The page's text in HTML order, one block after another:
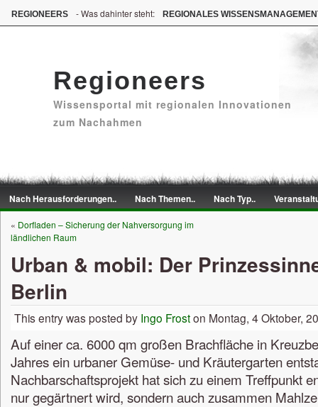
REGIONEERS - Was dahinter steht: REGIONALES
Regioneers
Wissensportal mit regionalen Innovationen
zum Nachahmen
Nach Herausforderungen.. Nach Themen.. Nach Typ..
« Dorfladen – Sicherung der Nahversorgung im
ländlichen Raum
Urban & mobil: Der
Berlin
This entry was posted by Ingo Froston Montag, 4 Oktober,
Auf einer ca. 6000 qm großen Brachfläche in
Jahres ein urbaner Gemüse- und Kräutergarten
Nachbarschaftsprojekt hat sich zu einem Treffpunkt
nur gegärtnert wird, sondern auch zusammen